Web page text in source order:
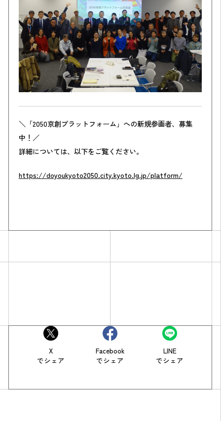
＼「2050京創プラットフォーム」への新規参画者、募集
中！／
詳細については、以下をご覧ください。
https://doyoukyoto2050.city.kyoto.lg.jp/platform/
X
でシェア
Facebook
でシェア
LINE
でシェア